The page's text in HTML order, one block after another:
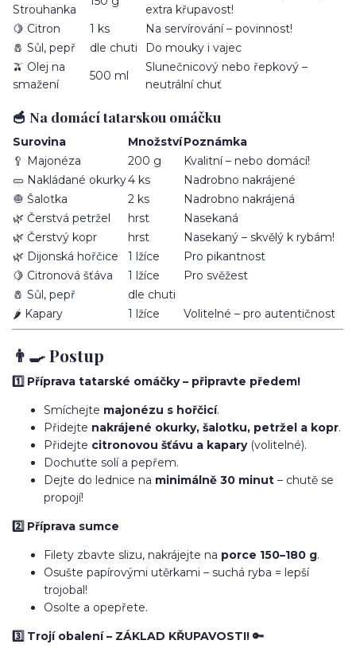
Strouhanka
extra křupavost!
🍋 Citron
1 ks
Na servírování – povinnost!
🧂 Sůl, pepř
dle chuti
Do mouky i vajec
🫒 Olej na
smažení
500 ml
Slunečnicový nebo řepkový –
neutrální chuť
🥣 Na domácí tatarskou omáčku
Surovina MnožstvíPoznámka
🥄 Majonéza
200 g
Kvalitní – nebo domácí!
🥒 Nakládané okurky4 ks
Nadrobno nakrájené
🧅 Šalotka
2 ks
Nadrobno nakrájená
🌿 Čerstvá petržel
hrst
Nasekaná
🌿 Čerstvý kopr
hrst
Nasekaný – skvělý k rybám!
🌿 Dijonská hořčice
1 lžíce
Pro pikantnost
🍋 Citronová šťáva
1 lžíce
Pro svěžest
🧂 Sůl, pepř
dle chuti
🌶️ Kapary
1 lžíce Volitelné – pro autentičnost
👨‍🍳 Postup
1️⃣ Příprava tatarské omáčky – připravte předem!
Smíchejte majonézu s hořčicí.
Přidejte nakrájené okurky, šalotku, petržel a kopr.
Přidejte citronovou šťávu a kapary(volitelné).
Dochuťte solí a pepřem.
Dejte do lednice na minimálně 30 minut – chutě se
propojí!
2️⃣ Příprava sumce
Filety zbavte slizu, nakrájejte na porce 150–180 g.
Osušte papírovými utěrkami – suchá ryba = lepší
trojobal!
Osolte a opepřete.
3️⃣ Trojí obalení – ZÁKLAD KŘUPAVOSTI! 🔑